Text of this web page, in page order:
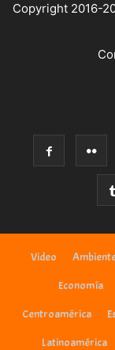
Copyright 2016-
Video
Economía
Centroamérica
Latinoamérica